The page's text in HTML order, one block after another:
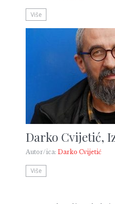
Više
Darko Cvijetić,
Autor/ica: Darko Cvijetić
Više